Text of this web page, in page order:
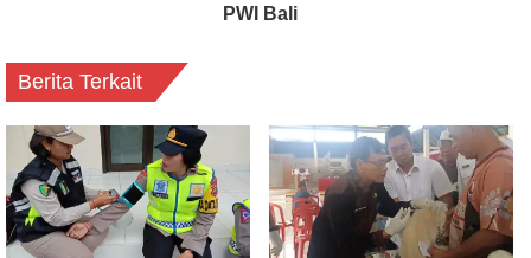
PWI Bali
Berita Terkait